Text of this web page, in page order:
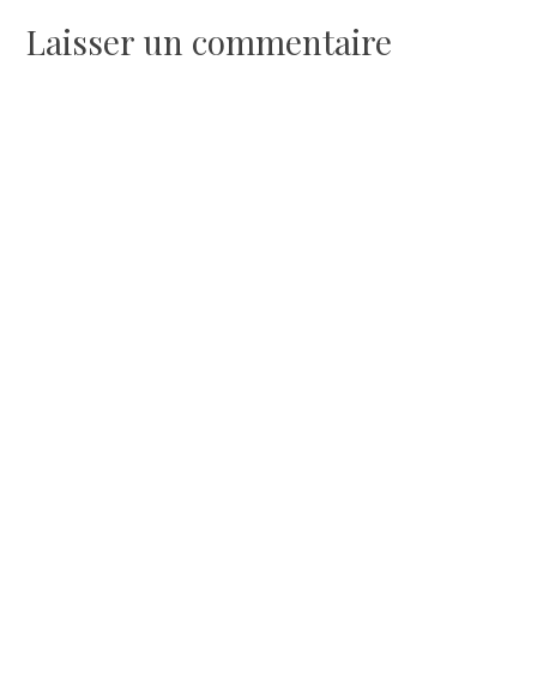
l’article
Laisser un commentaire